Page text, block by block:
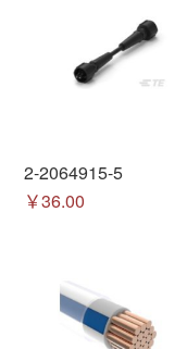
2-2064915-5
￥36.00